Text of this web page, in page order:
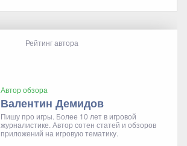
Рейтинг автора
Автор обзора
Валентин Демидов
Пишу про игры. Более 10 лет в игровой
журналистике. Автор сотен статей и обзоров
приложений на игровую тематику.